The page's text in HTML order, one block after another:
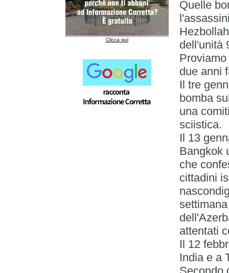
Clicca qui
Quelle
dell'unità
due anni
Il tre
bomba
una
sciistica.
Il 13
Bangkok
che
cittadini
attentati
Il 12
India e a